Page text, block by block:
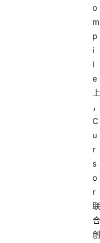
o
m
p
i
l
e
上
，
C
u
r
s
o
r
联
合
创